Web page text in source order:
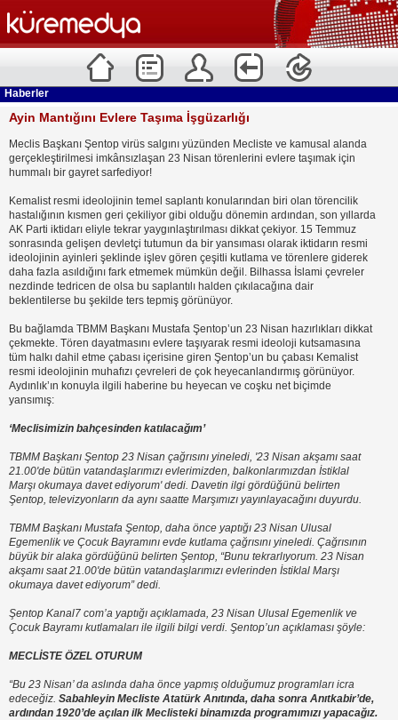
Haberler
Ayin Mantığını Evlere Taşıma İşgüzarlığı
Meclis Başkanı Şentop virüs salgını yüzünden Mecliste ve kamusal alanda
gerçekleştirilmesi imkânsızlaşan 23 Nisan törenlerini evlere taşımak için
hummalı bir gayret sarfediyor!
Kemalist resmi ideolojinin temel saplantı konularından biri olan törencilik
hastalığının kısmen geri çekiliyor gibi olduğu dönemin ardından, son yıllarda
AK Parti iktidarı eliyle tekrar yaygınlaştırılması dikkat çekiyor. 15 Temmuz
sonrasında gelişen devletçi tutumun da bir yansıması olarak iktidarın resmi
ideolojinin ayinleri şeklinde işlev gören çeşitli kutlama ve törenlere giderek
daha fazla asıldığını fark etmemek mümkün değil. Bilhassa İslami çevreler
nezdinde tedricen de olsa bu saplantılı halden çıkılacağına dair
beklentilerse bu şekilde ters tepmiş görünüyor.
Bu bağlamda TBMM Başkanı Mustafa Şentop’un 23 Nisan hazırlıkları dikkat
çekmekte. Tören dayatmasını evlere taşıyarak resmi ideoloji kutsamasına
tüm halkı dahil etme çabası içerisine giren Şentop’un bu çabası Kemalist
resmi ideolojinin muhafızı çevreleri de çok heyecanlandırmış görünüyor.
Aydınlık’ın konuyla ilgili haberine bu heyecan ve coşku net biçimde
yansımış:
‘Meclisimizin bahçesinden katılacağım’
TBMM Başkanı Şentop 23 Nisan çağrısını yineledi, '23 Nisan akşamı saat
21.00'de bütün vatandaşlarımızı evlerimizden, balkonlarımızdan İstiklal
Marşı okumaya davet ediyorum' dedi. Davetin ilgi gördüğünü belirten
Şentop, televizyonların da aynı saatte Marşımızı yayınlayacağını duyurdu.
TBMM Başkanı Mustafa Şentop, daha önce yaptığı 23 Nisan Ulusal
Egemenlik ve Çocuk Bayramını evde kutlama çağrısını yineledi. Çağrısının
büyük bir alaka gördüğünü belirten Şentop, “Bunu tekrarlıyorum. 23 Nisan
akşamı saat 21.00'de bütün vatandaşlarımızı evlerinden İstiklal Marşı
okumaya davet ediyorum” dedi.
Şentop Kanal7 com’a yaptığı açıklamada, 23 Nisan Ulusal Egemenlik ve
Çocuk Bayramı kutlamaları ile ilgili bilgi verdi. Şentop’un açıklaması şöyle:
MECLİSTE ÖZEL OTURUM
“Bu 23 Nisan’ da aslında daha önce yapmış olduğumuz programları icra
edeceğiz. Sabahleyin Mecliste Atatürk Anıtında, daha sonra Anıtkabir’de,
ardından 1920’de açılan ilk Meclisteki binamızda programımızı yapacağız.